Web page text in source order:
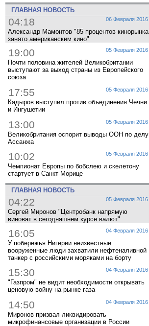
ГЛАВНАЯ НОВОСТЬ
06 Февраля 2016
04:18
Александр Мамонтов "85 процентов кинорынка
занято американским кино"
05 Февраля 2016
19:00
Почти половина жителей Великобритании
выступают за выход страны из Европейского
союза
05 Февраля 2016
17:55
Кадыров выступил против объединения Чечни
и Ингушетии
05 Февраля 2016
13:00
Великобритания оспорит выводы ООН по делу
Ассанжа
05 Февраля 2016
10:02
Чемпионат Европы по бобслею и скелетону
стартует в Санкт-Морице
ГЛАВНАЯ НОВОСТЬ
05 Февраля 2016
04:22
Сергей Миронов "Центробанк напрямую
виноват в сегодняшнем курсе валют"
04 Февраля 2016
16:05
У побережья Нигерии неизвестные
вооруженные люди захватили нефтеналивной
танкер с российскими моряками на борту
04 Февраля 2016
15:30
"Газпром" не видит необходимости открывать
ценовую войну на рынке газа
04 Февраля 2016
14:50
Миронов призвал ликвидировать
микрофинансовые организации в России